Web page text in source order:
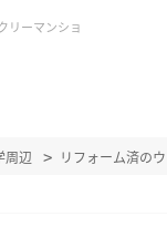
リーマンショ
周辺 リフォーム済の